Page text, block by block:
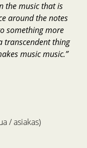
the music that is
around the notes
something more
transcendent thing
music music.”
/ asiakas)